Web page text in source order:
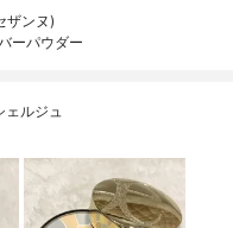
ザンヌ)
ーパウダー
ェルジュ